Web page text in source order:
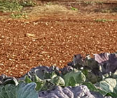
i mladih,
eura, a